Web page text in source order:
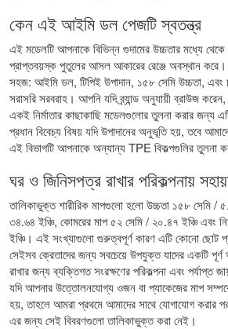
কেন এই আইমি ডল পেজটি স্বতন্ত্র
এই মডেলটি আপনাকে বিভিন্ন গুদামের উচ্চতার মধ্যে থেকে
প্রাপ্তবয়স্ক পুতুলের আসল আকারের রেঞ্জে অবস্থান
সহজ: আইমি ডল, টিপিই উপাদান, ১৫৮ সেমি উচ্চতা, এবং
সরাসরি সরবরাহ। আপনি যদি ব্র্যান্ড অনুযায়ী ব্রাউজ
একই নির্মাতার কাছাকাছি মডেলগুলোর তুলনা করার জন্য
প্রধান বিবেচ্য বিষয় যদি উপাদানের অনুভূতি হয়, তবে
এই বিভাগটি আপনাকে অন্যান্য TPE বিকল্পগুলির তুলনা
ঘর ও জিনিসপত্র রাখার পরিকল্পনায়
তালিকাভুক্ত শারীরিক মাপগুলো হলো উচ্চতা ১৫৮ সেমি /
৩৪.৬৪ ইঞ্চি, কোমরের মাপ ৫২ সেমি / ২০.৪৭ ইঞ্চি এবং
ইঞ্চি। এই সংখ্যাগুলো গুরুত্বপূর্ণ কারণ এটি কোনো ছোট
সেইসব ক্রেতাদের জন্য সবচেয়ে উপযুক্ত যাদের একটি
রাখার জন্য ব্যক্তিগত সংরক্ষণের পরিকল্পনা এবং পর্যাপ্ত
যদি আপনার উত্তোলনযোগ্য ওজন বা প্যাকেজের মাপ
হয়, তাহলে আমরা প্রথমে আমাদের সাথে যোগাযোগ করার
এর জন্য সেই বিবরণগুলো তালিকাভুক্ত করা নেই।